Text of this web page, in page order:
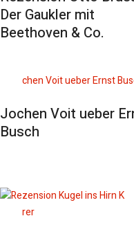
Der Gaukler mit
Beethoven & Co.
Jochen Voit ueber
Busch